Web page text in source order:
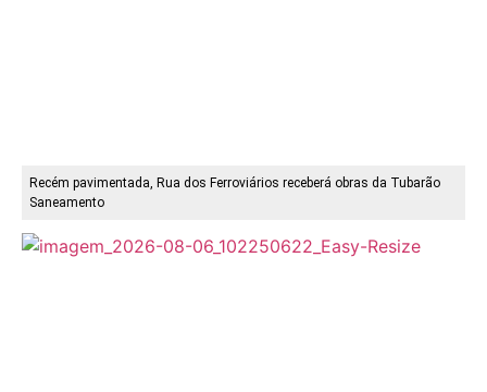
Recém pavimentada, Rua dos Ferroviários receberá obras da Tubarão
Saneamento